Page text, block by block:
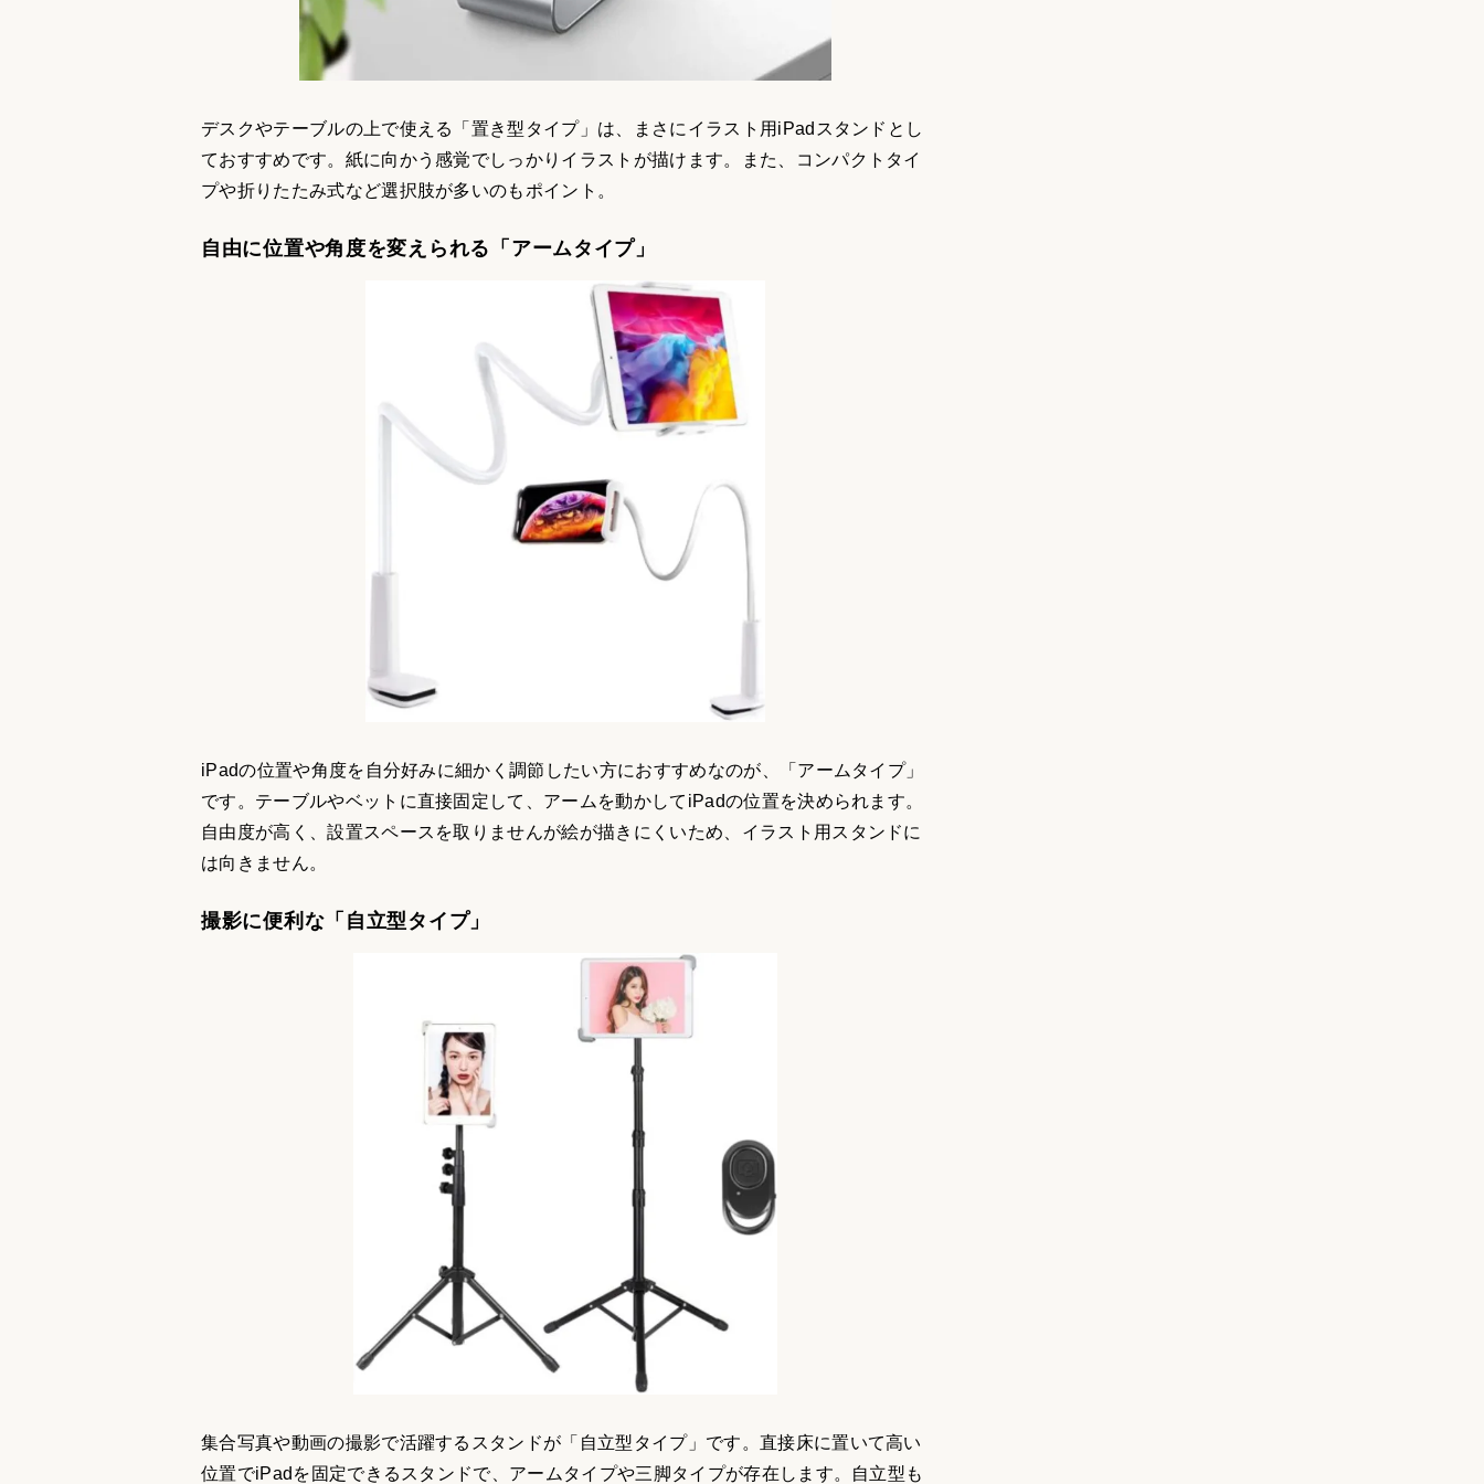
デスクやテーブルの上で使える「置き型タイプ」は、まさにイラスト用iPadスタンドとし
ておすすめです。紙に向かう感覚でしっかりイラストが描けます。また、コンパクトタイ
プや折りたたみ式など選択肢が多いのもポイント。
自由に位置や角度を変えられる「アームタイプ」
iPadの位置や角度を自分好みに細かく調節したい方におすすめなのが、「アームタイプ」
です。テーブルやベットに直接固定して、アームを動かしてiPadの位置を決められます。
自由度が高く、設置スペースを取りませんが絵が描きにくいため、イラスト用スタンドに
は向きません。
撮影に便利な「自立型タイプ」
集合写真や動画の撮影で活躍するスタンドが「自立型タイプ」です。直接床に置いて高い
位置でiPadを固定できるスタンドで、アームタイプや三脚タイプが存在します。自立型も